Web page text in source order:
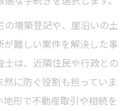
増築登記や、崖沿いの土
難しい案件を解決した事
は、近隣住民や行政との
に防ぐ役割も担っていま
形で不動産取引や相続を